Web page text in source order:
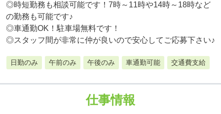
◎時短勤務も相談可能です！7時～11時や14時～18時など
の勤務も可能です♪
◎車通勤OK！駐車場無料です！
◎スタッフ間が非常に仲が良いので安心してご応募下さい♪
日勤のみ 午前のみ 午後のみ 車通勤可能 交通費支給
仕事情報